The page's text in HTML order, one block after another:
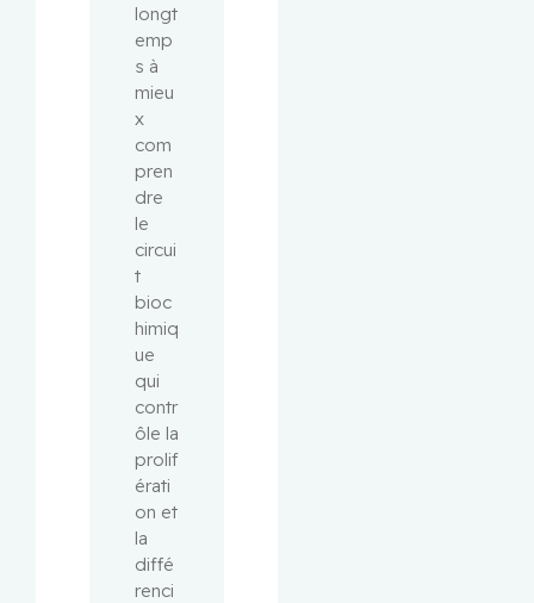
longt
emp
s à
mieu
x
com
pren
dre
le
circui
t
bioc
himiq
ue
qui
contr
ôle la
prolif
érati
on et
la
diffé
renci